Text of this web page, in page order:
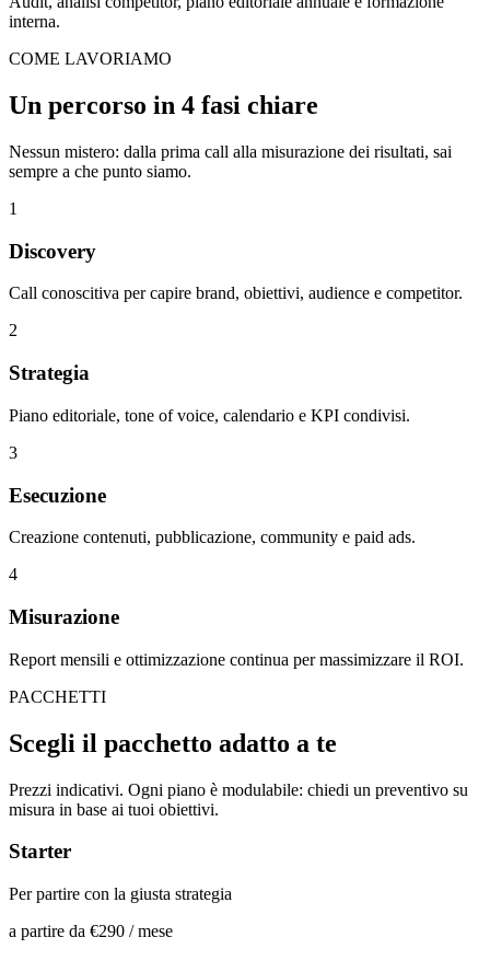
interna.
COME LAVORIAMO
Un percorso in 4 fasi chiare
Nessun mistero: dalla prima call alla misurazione dei risultati, sai
sempre a che punto siamo.
1
Discovery
Call conoscitiva per capire brand, obiettivi, audience e competitor.
2
Strategia
Piano editoriale, tone of voice, calendario e KPI condivisi.
3
Esecuzione
Creazione contenuti, pubblicazione, community e paid ads.
4
Misurazione
Report mensili e ottimizzazione continua per massimizzare il ROI.
PACCHETTI
Scegli il pacchetto adatto a te
Prezzi indicativi. Ogni piano è modulabile: chiedi un preventivo su
misura in base ai tuoi obiettivi.
Starter
Per partire con la giusta strategia
a partire da €290 / mese